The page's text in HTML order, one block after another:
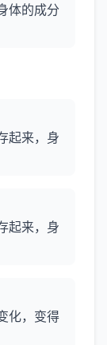
体的成分
起来，身
起来，身
化，变得